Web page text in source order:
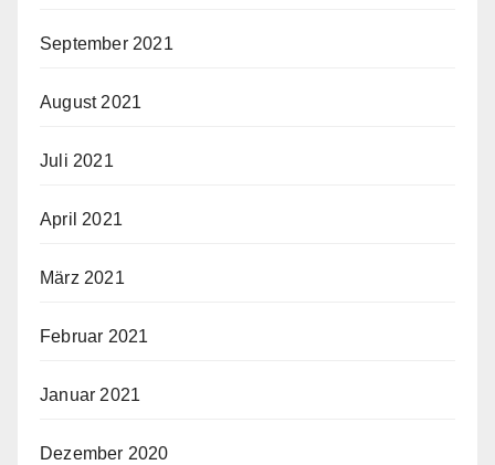
September 2021
August 2021
Juli 2021
April 2021
März 2021
Februar 2021
Januar 2021
Dezember 2020